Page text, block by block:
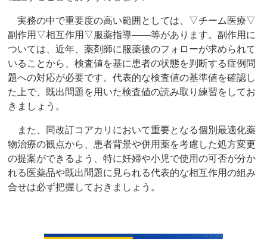
実務の中で重要度の高い範囲としては、▽チーム医療▽
副作用▽相互作用▽服薬指導――等があります。副作用に
ついては、近年、薬剤師に服薬後のフォローが求められて
いることから、検査値を基に患者の状態を判断する症例問
題への対応が必要です。代表的な検査値の基準値を確認し
た上で、既出問題を用いた検査値の読み取り練習をしてお
きましょう。
また、同改訂コアカリにおいて重要となる個別最適化薬
物治療の観点から、患者背景や併用薬を考慮した処方変更
の提案ができるよう、特に妊婦や小児で使用の可否が分か
れる医薬品や既出問題に見られる代表的な相互作用の組み
合せは必ず把握しておきましょう。